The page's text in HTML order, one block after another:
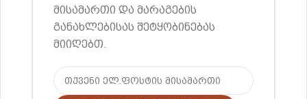
მისამართი და მარაგების
განახლებისას შეტყობინებას
მიიღებთ.